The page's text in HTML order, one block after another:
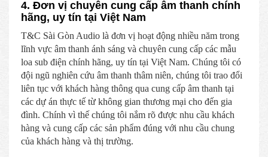
4. Đơn vị chuyên cung cấp âm thanh chính
hãng, uy tín tại Việt Nam
T&C Sài Gòn Audio là đơn vị hoạt động nhiều năm trong
lĩnh vực âm thanh ánh sáng và chuyên cung cấp các mẫu
loa sub điện chính hãng, uy tín tại Việt Nam. Chúng tôi có
đội ngũ nghiên cứu âm thanh thâm niên, chúng tôi trao đổi
liên tục với khách hàng thông qua cung cấp âm thanh tại
các dự án thực tế từ không gian thương mại cho đến gia
đình. Chính vì thế chúng tôi nắm rõ được nhu cầu khách
hàng và cung cấp các sản phẩm đúng với nhu cầu chung
của khách hàng và thị trường.